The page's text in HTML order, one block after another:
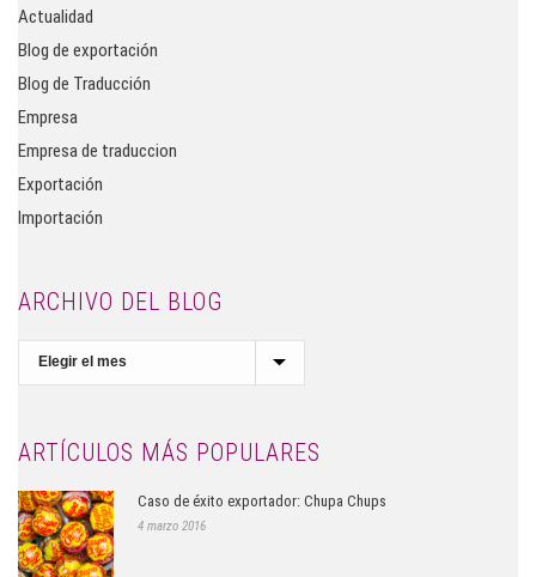
Actualidad
Blog de exportación
Blog de Traducción
Empresa
Empresa de traduccion
Exportación
Importación
ARCHIVO DEL BLOG
Archivo
del
ARTÍCULOS MÁS POPULARES
Caso de éxito exportador: Chupa Chups
4 marzo 2016